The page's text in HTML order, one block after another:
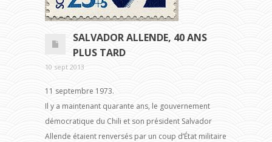
SALVADOR ALLENDE, 40 ANS
PLUS TARD
10 sept 2013
11 septembre 1973.
Il y a maintenant quarante ans, le gouvernement
démocratique du Chili et son président Salvador
Allende étaient renversés par un coup d’État militaire